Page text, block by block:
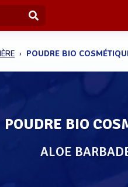
POUDRE BIO
POUDRE BIO
ALOE